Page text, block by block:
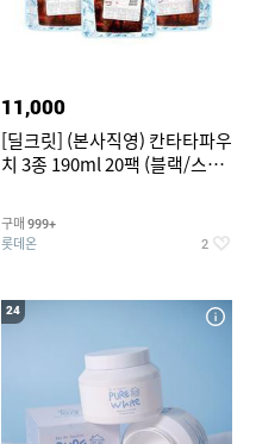
11,000
[딜크릿] (본사직영) 칸타타파우
치 3종 190ml 20팩 (블랙/스위
구매 999+
롯데온 2
24